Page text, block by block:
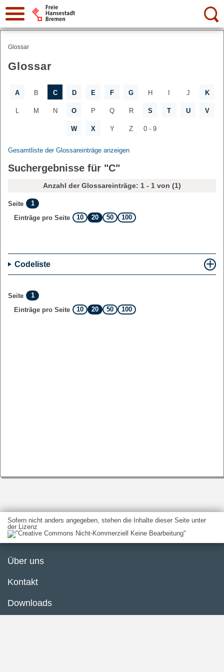
Suche:
Glossar
Glossar
A B C D E F G H J K
L M N O P Q R S T U V
W X Y Z 0 - 9
Gesamtliste der Glossareinträge anzeigen
Suchergebnisse für "C"
Anzahl der Glossareinträge: 1 - 1 von (1)
Seite
1
Einträge pro Seite
10 20 50 100
Codeliste
Seite
1
Einträge pro Seite
10 20 50 100
Sofern nicht anders angegeben, stehen die Inhalte dieser Seite unter
der Lizenz
Über uns
Kontakt
Downloads